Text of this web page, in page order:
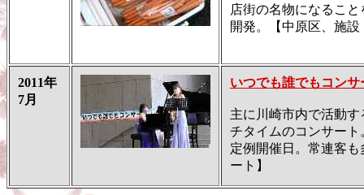
店街の名物になるこ
開発。【中原区、施
2011年
7月
いつでも誰でもコンサ
主に川崎市内で活動
チタイムのコンサー
定例開催日。常連客
ート】